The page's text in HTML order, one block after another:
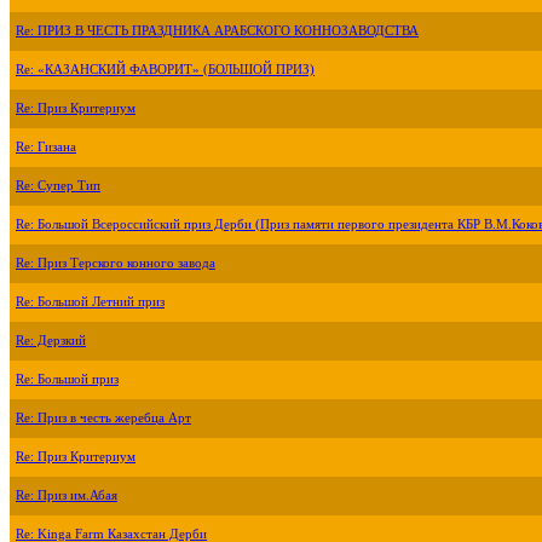
Re: ПРИЗ В ЧЕСТЬ ПРАЗДНИКА АРАБСКОГО КОННОЗАВОДСТВА
Re: «КАЗАНСКИЙ ФАВОРИТ» (БОЛЬШОЙ ПРИЗ)
Re: Приз Критериум
Re: Гизана
Re: Супер Тип
Re: Большой Всероссийский приз Дерби (Приз памяти первого президента КБР
Re: Приз Терского конного завода
Re: Большой Летний приз
Re: Дерзкий
Re: Большой приз
Re: Приз в честь жеребца Арт
Re: Приз Критериум
Re: Приз им.Абая
Re: Kinga Farm Казахстан Дерби